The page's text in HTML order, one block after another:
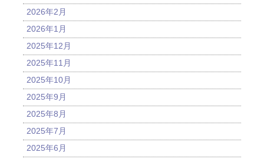
2026年2月
2026年1月
2025年12月
2025年11月
2025年10月
2025年9月
2025年8月
2025年7月
2025年6月